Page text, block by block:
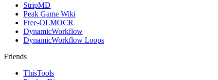
StripMD
Peak Game Wiki
Free-OLMOCR
DynamicWorkflow
DynamicWorkflow Loops
Friends
ThisTools